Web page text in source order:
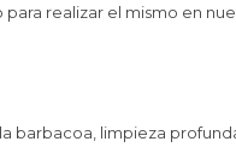
realizar el mismo en
barbacoa, limpieza